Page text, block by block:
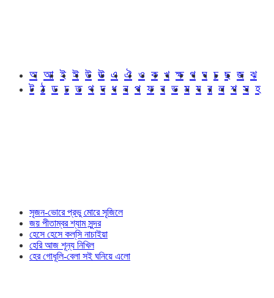
অ আ ই ঈ উ ঊ এ ঐ ও ক খ ক্ষ গ ঘ চ ছ জ ঝ
ট ঠ ড ঢ ত থ দ ধ ন প ফ ব ভ ম য র ল শ স হ
সৃজন-ভোরে প্রভু মোরে সৃজিলে
জয় পীতাম্বর শ্যাম সুন্দর
হেসে হেসে কল্‌সি নাচাইয়া
হেরি আজ শূন্য নিখিল
হের গোধূলি-বেলা সই ঘনিয়ে এলো